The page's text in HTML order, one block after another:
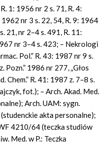
1: 1956 nr 2 s. 71, R. 4:
nr 3 s. 22, 54, R. 9: 1964
21, nr 2–4 s. 491, R. 11:
nr 3–4 s. 423; – Nekrologi
Pol.” R. 43: 1987 nr 9 s.
Pozn.” 1986 nr 277, „Głos
Chem.” R. 41: 1987 z. 7–8 s.
fot.); – Arch. Akad. Med.
Arch. UAM: sygn.
akta personalne);
4210/64 (teczka studiów
Med. w P.: Teczka